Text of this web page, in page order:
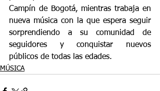
Campín de Bogotá, mientras trabaja en
nueva música con la que espera seguir
sorprendiendo a su comunidad de
seguidores y conquistar nuevos
públicos de todas las edades.
MÚSICA